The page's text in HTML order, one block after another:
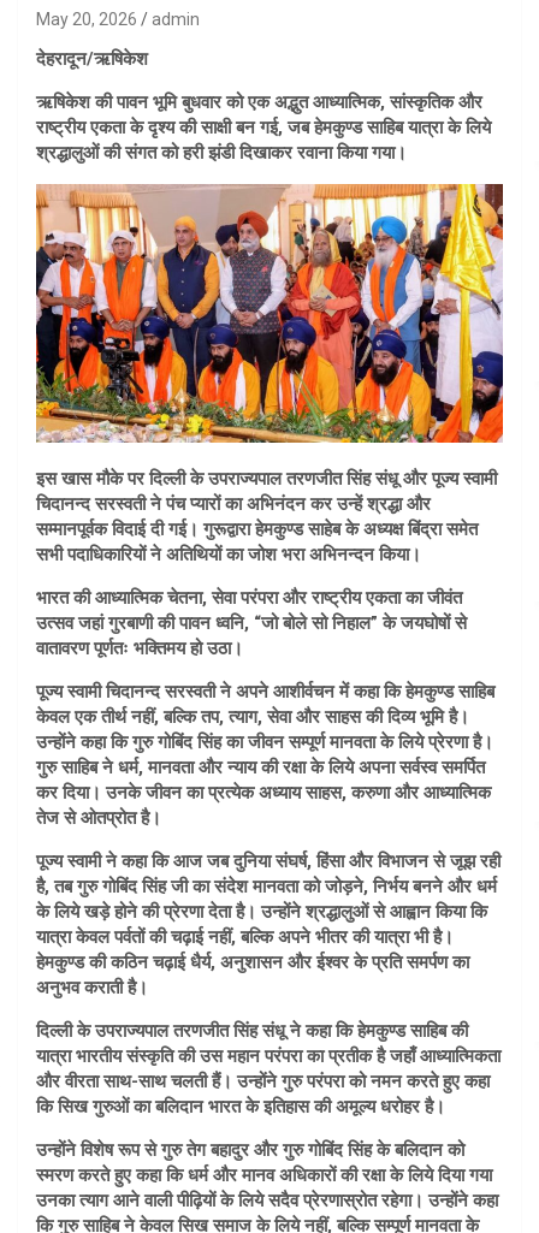
May 20, 2026 admin
देहरादून/ऋषिकेश
ऋषिकेश की पावन भूमि बुधवार को एक अद्भुत आध्यात्मिक, सांस्कृतिक और
राष्ट्रीय एकता के दृश्य की साक्षी बन गई, जब हेमकुण्ड साहिब यात्रा के लिये
श्रद्धालुओं की संगत को हरी झंडी दिखाकर रवाना किया गया।
इस खास मौके पर दिल्ली के उपराज्यपाल तरणजीत सिंह संधू और पूज्य स्वामी
चिदानन्द सरस्वती ने पंच प्यारों का अभिनंदन कर उन्हें श्रद्धा और
सम्मानपूर्वक विदाई दी गई। गुरूद्वारा हेमकुण्ड साहेब के अध्यक्ष बिंद्रा समेत
सभी पदाधिकारियों ने अतिथियों का जोश भरा अभिनन्दन किया।
भारत की आध्यात्मिक चेतना, सेवा परंपरा और राष्ट्रीय एकता का जीवंत
उत्सव जहां गुरबाणी की पावन ध्वनि, “जो बोले सो निहाल” के जयघोषों से
वातावरण पूर्णतः भक्तिमय हो उठा।
पूज्य स्वामी चिदानन्द सरस्वती ने अपने आशीर्वचन में कहा कि हेमकुण्ड साहिब
केवल एक तीर्थ नहीं, बल्कि तप, त्याग, सेवा और साहस की दिव्य भूमि है।
उन्होंने कहा कि गुरु गोबिंद सिंह का जीवन सम्पूर्ण मानवता के लिये प्रेरणा है।
गुरु साहिब ने धर्म, मानवता और न्याय की रक्षा के लिये अपना सर्वस्व समर्पित
कर दिया। उनके जीवन का प्रत्येक अध्याय साहस, करुणा और आध्यात्मिक
तेज से ओतप्रोत है।
पूज्य स्वामी ने कहा कि आज जब दुनिया संघर्ष, हिंसा और विभाजन से जूझ रही
है, तब गुरु गोबिंद सिंह जी का संदेश मानवता को जोड़ने, निर्भय बनने और धर्म
के लिये खड़े होने की प्रेरणा देता है। उन्होंने श्रद्धालुओं से आह्वान किया कि
यात्रा केवल पर्वतों की चढ़ाई नहीं, बल्कि अपने भीतर की यात्रा भी है।
हेमकुण्ड की कठिन चढ़ाई धैर्य, अनुशासन और ईश्वर के प्रति समर्पण का
अनुभव कराती है।
दिल्ली के उपराज्यपाल तरणजीत सिंह संधू ने कहा कि हेमकुण्ड साहिब की
यात्रा भारतीय संस्कृति की उस महान परंपरा का प्रतीक है जहाँ आध्यात्मिकता
और वीरता साथ-साथ चलती हैं। उन्होंने गुरु परंपरा को नमन करते हुए कहा
कि सिख गुरुओं का बलिदान भारत के इतिहास की अमूल्य धरोहर है।
उन्होंने विशेष रूप से गुरु तेग बहादुर और गुरु गोबिंद सिंह के बलिदान को
स्मरण करते हुए कहा कि धर्म और मानव अधिकारों की रक्षा के लिये दिया गया
उनका त्याग आने वाली पीढ़ियों के लिये सदैव प्रेरणास्रोत रहेगा। उन्होंने कहा
कि गुरु साहिब ने केवल सिख समाज के लिये नहीं, बल्कि सम्पूर्ण मानवता के